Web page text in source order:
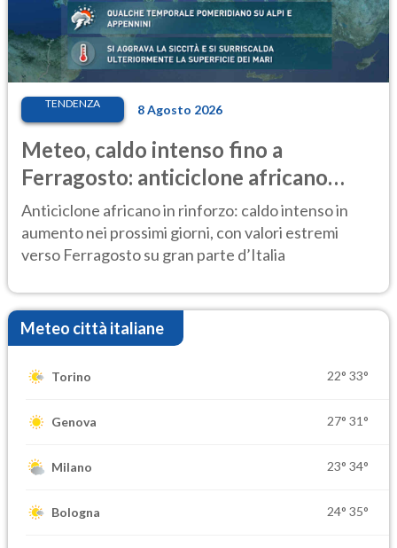
TENDENZA 8 Agosto 2026
Meteo, caldo intenso fino a
Ferragosto: anticiclone africano
ancora protagonista
Anticiclone africano in rinforzo: caldo intenso in
aumento nei prossimi giorni, con valori estremi
verso Ferragosto su gran parte d’Italia
Meteo città italiane
Torino 22° 33°
Genova 27° 31°
Milano 23° 34°
Bologna 24° 35°